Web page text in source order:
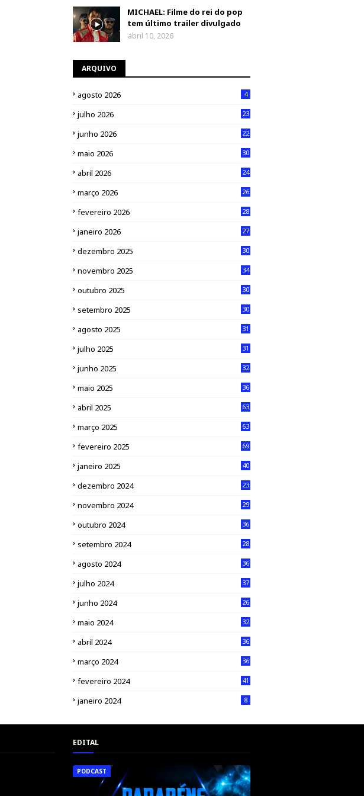
MICHAEL: Filme do rei do pop
tem último trailer divulgado
abril 10, 2026
ARQUIVO
agosto 2026 4
julho 2026 23
junho 2026 22
maio 2026 30
abril 2026 24
março 2026 26
fevereiro 2026 28
janeiro 2026 27
dezembro 2025 30
novembro 2025 34
outubro 2025 30
setembro 2025 30
agosto 2025 31
julho 2025 31
junho 2025 32
maio 2025 36
abril 2025 63
março 2025 63
fevereiro 2025 69
janeiro 2025 40
dezembro 2024 23
novembro 2024 29
outubro 2024 36
setembro 2024 28
agosto 2024 36
julho 2024 37
junho 2024 26
maio 2024 32
abril 2024 36
março 2024 36
fevereiro 2024 41
janeiro 2024 8
EDITAL
PODCAST